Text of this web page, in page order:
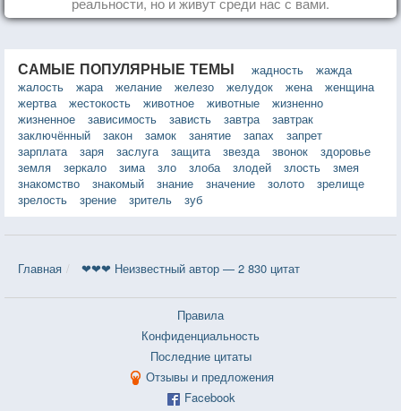
САМЫЕ ПОПУЛЯРНЫЕ ТЕМЫ жадность
жажда
жалость
жара желание железо желудок жена
женщина
жертва
жестокость животное животные
жизненно
жизненное
зависимость зависть завтра
завтрак
заключённый
закон замок занятие запах
запрет
зарплата
заря заслуга защита звезда звонок
здоровье
земля
зеркало зима зло злоба злодей злость
змея
знакомство
знакомый знание значение золото
зрелище
зрелость
зрение зритель зуб
Главная ❤❤❤ Неизвестный автор — 2 830 цитат
Правила
Конфиденциальность
Последние цитаты
Отзывы и предложения
Facebook